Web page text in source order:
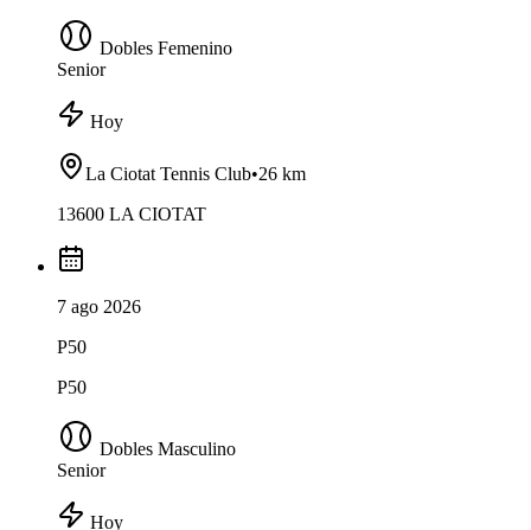
Dobles Femenino
Senior
Hoy
La Ciotat Tennis Club•26 km
13600 LA CIOTAT
7 ago 2026
P50
P50
Dobles Masculino
Senior
Hoy